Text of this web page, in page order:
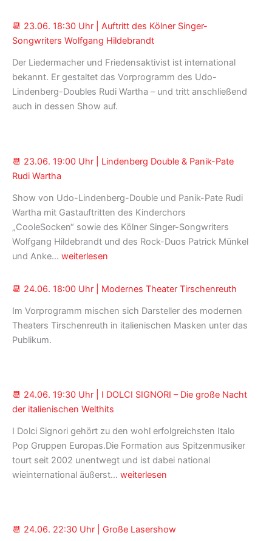
Uhr
|
Schick
und
seine
Allgäu6
📆 23.06. 18:30 Uhr | Auftritt des Kölner Singer-
Songwriters Wolfgang Hildebrandt
Der Liedermacher und Friedensaktivist ist international
bekannt. Er gestaltet das Vorprogramm des Udo-
Lindenberg-Doubles Rudi Wartha – und tritt anschließend
auch in dessen Show auf.
📆 23.06. 19:00 Uhr | Lindenberg Double & Panik-Pate
Rudi Wartha
Show von Udo-Lindenberg-Double und Panik-Pate Rudi
Wartha mit Gastauftritten des Kinderchors
„CooleSocken“ sowie des Kölner Singer-Songwriters
Wolfgang Hildebrandt und des Rock-Duos Patrick Münkel
und Anke… 📆 23.06.
Uhr
Lindenberg
Double
Wartha
weiterlesen
📆 24.06. 18:00 Uhr | Modernes Theater Tirschenreuth
Im Vorprogramm mischen sich Darsteller des modernen
Theaters Tirschenreuth in italienischen Masken unter das
Publikum.
📆 24.06. 19:30 Uhr | I DOLCI SIGNORI – Die große Nacht
der italienischen Welthits
I Dolci Signori gehört zu den wohl erfolgreichsten Italo
Pop Gruppen Europas.Die Formation aus Spitzenmusiker
tourt seit 2002 unentwegt und ist dabei national
wieinternational äußerst… 📆 24.06.
I
weiterlesen
📆 24.06. 22:30 Uhr | Große Lasershow